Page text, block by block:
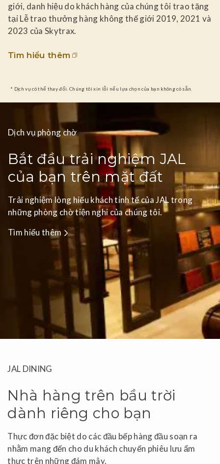
giới, danh hiệu do khách hàng của chúng tôi trao tặng
tại Lễ trao thưởng hàng không thế giới 2019, 2021 và
2023 của Skytrax.
Tìm hiểu thêm
* Dịch vụ có thể thay đổi. Chúng tôi xin lỗi nếu lựa chọn của bạn không có sẵn.
Dịch vụ phòng chờ
Bắt đầu trải nghiệm JAL
của bạn trên mặt đất
Trải nghiệm lòng hiếu khách tinh tế của JAL trong
những phòng chờ tiện nghi của chúng tôi.
Tìm hiểu thêm
JAL DINING
Nhà hàng trên bầu trời
dành riêng cho bạn
Thực đơn đặc biệt do các đầu bếp hàng đầu soạn ra
nhằm mang đến cho du khách chuyến phiêu lưu ẩm
thực trên những đám mây.